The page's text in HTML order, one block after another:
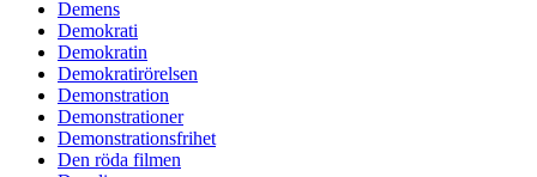
Demens
Demokrati
Demokratin
Demokratirörelsen
Demonstration
Demonstrationer
Demonstrationsfrihet
Den röda filmen